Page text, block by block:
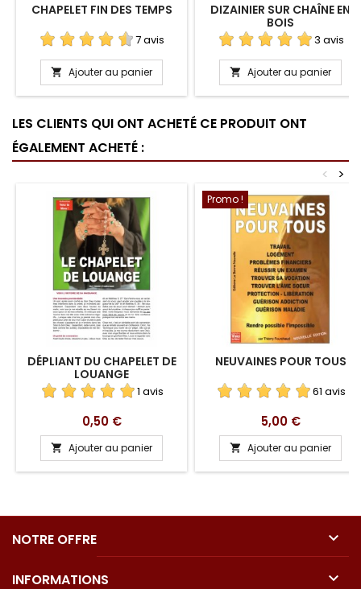
CHAPELET FIN DES TEMPS
7 avis
 Ajouter au panier
DIZAINIER SUR CHAÎNE EN
BOIS
3 avis
 Ajouter au panier
LES CLIENTS QUI ONT ACHETÉ CE PRODUIT ONT
ÉGALEMENT ACHETÉ :
>
<
DÉPLIANT DU CHAPELET DE
LOUANGE
1 avis
Prix
0,50 €
 Ajouter au panier
Promo !
NEUVAINES POUR TOUS
61 avis
Prix
5,00 €
 Ajouter au panier
NOTRE OFFRE 
INFORMATIONS 